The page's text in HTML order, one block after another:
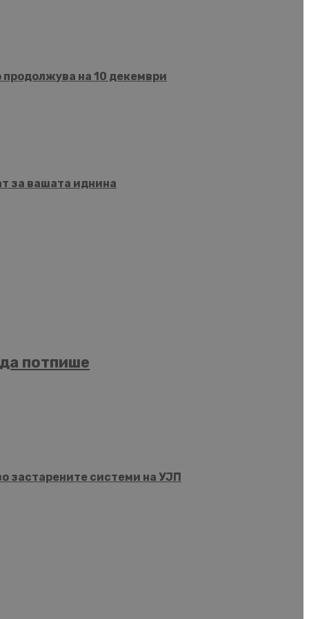
на 10 декември
за вашата иднина
потпише
застарените системи на УЈП